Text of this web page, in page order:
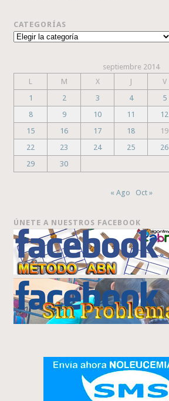
CATEGORÍAS
Categorías
septiembre 2014
L
M X J V
1
2 3 4 5
8
9 10 11 12
15
16 17 18 19
22
23 24 25 26
29
30
« Ago Oct »
ÚNETE A NUESTROS FACEBOOK